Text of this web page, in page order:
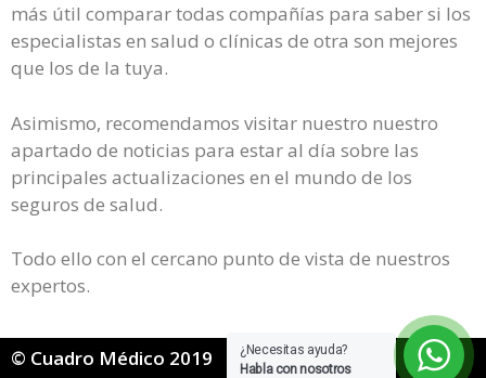
¿Necesitas ayuda?
Habla con nosotros
más útil comparar todas compañías para saber si los
especialistas en salud o clínicas de otra son mejores
que los de la tuya.
Asimismo, recomendamos visitar nuestro nuestro
apartado de noticias para estar al día sobre las
principales actualizaciones en el mundo de los
seguros de salud.
Todo ello con el cercano punto de vista de nuestros
expertos.
© Cuadro Médico 2019